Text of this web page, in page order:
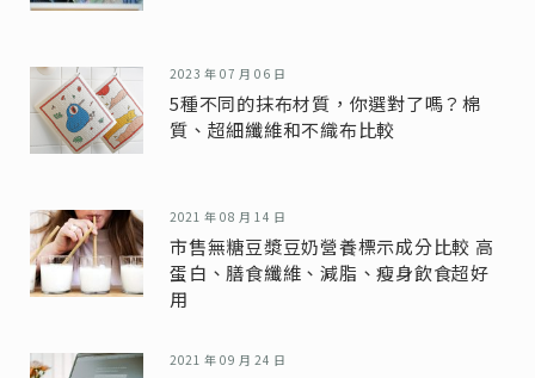
2023 年 07 月 06 日
5種不同的抹布材質，你選對了嗎？棉
質、超細纖維和不織布比較
2021 年 08 月 14 日
市售無糖豆漿豆奶營養標示成分比較 高
蛋白、膳食纖維、減脂、瘦身飲食超好
用
2021 年 09 月 24 日